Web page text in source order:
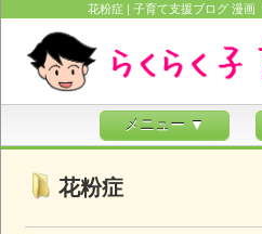
花粉症 | 子育て支援ブログ 漫画
メニュー ▼
花粉症